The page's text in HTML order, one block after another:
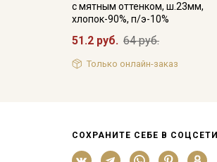
с мятным оттенком, ш.23мм,
хлопок-90%, п/э-10%
51.2 руб. 64 руб.
Только онлайн-заказ
СОХРАНИТЕ СЕБЕ В СОЦСЕТИ